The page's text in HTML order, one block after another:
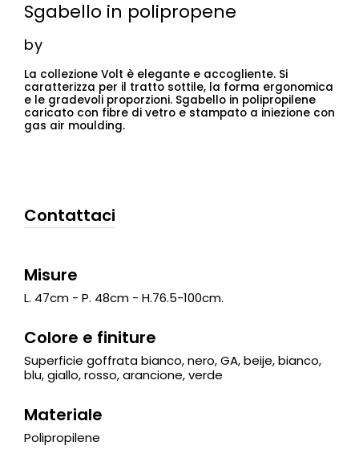
Sgabello in polipropene
by
La collezione Volt è elegante e accogliente. Si
caratterizza per il tratto sottile, la forma ergonomica
e le gradevoli proporzioni. Sgabello in polipropilene
caricato con fibre di vetro e stampato a iniezione con
gas air moulding.
Contattaci
Misure
L. 47cm - P. 48cm - H.76.5-100cm.
Colore e finiture
Superficie goffrata bianco, nero, GA, beije, bianco,
blu, giallo, rosso, arancione, verde
Materiale
Polipropilene